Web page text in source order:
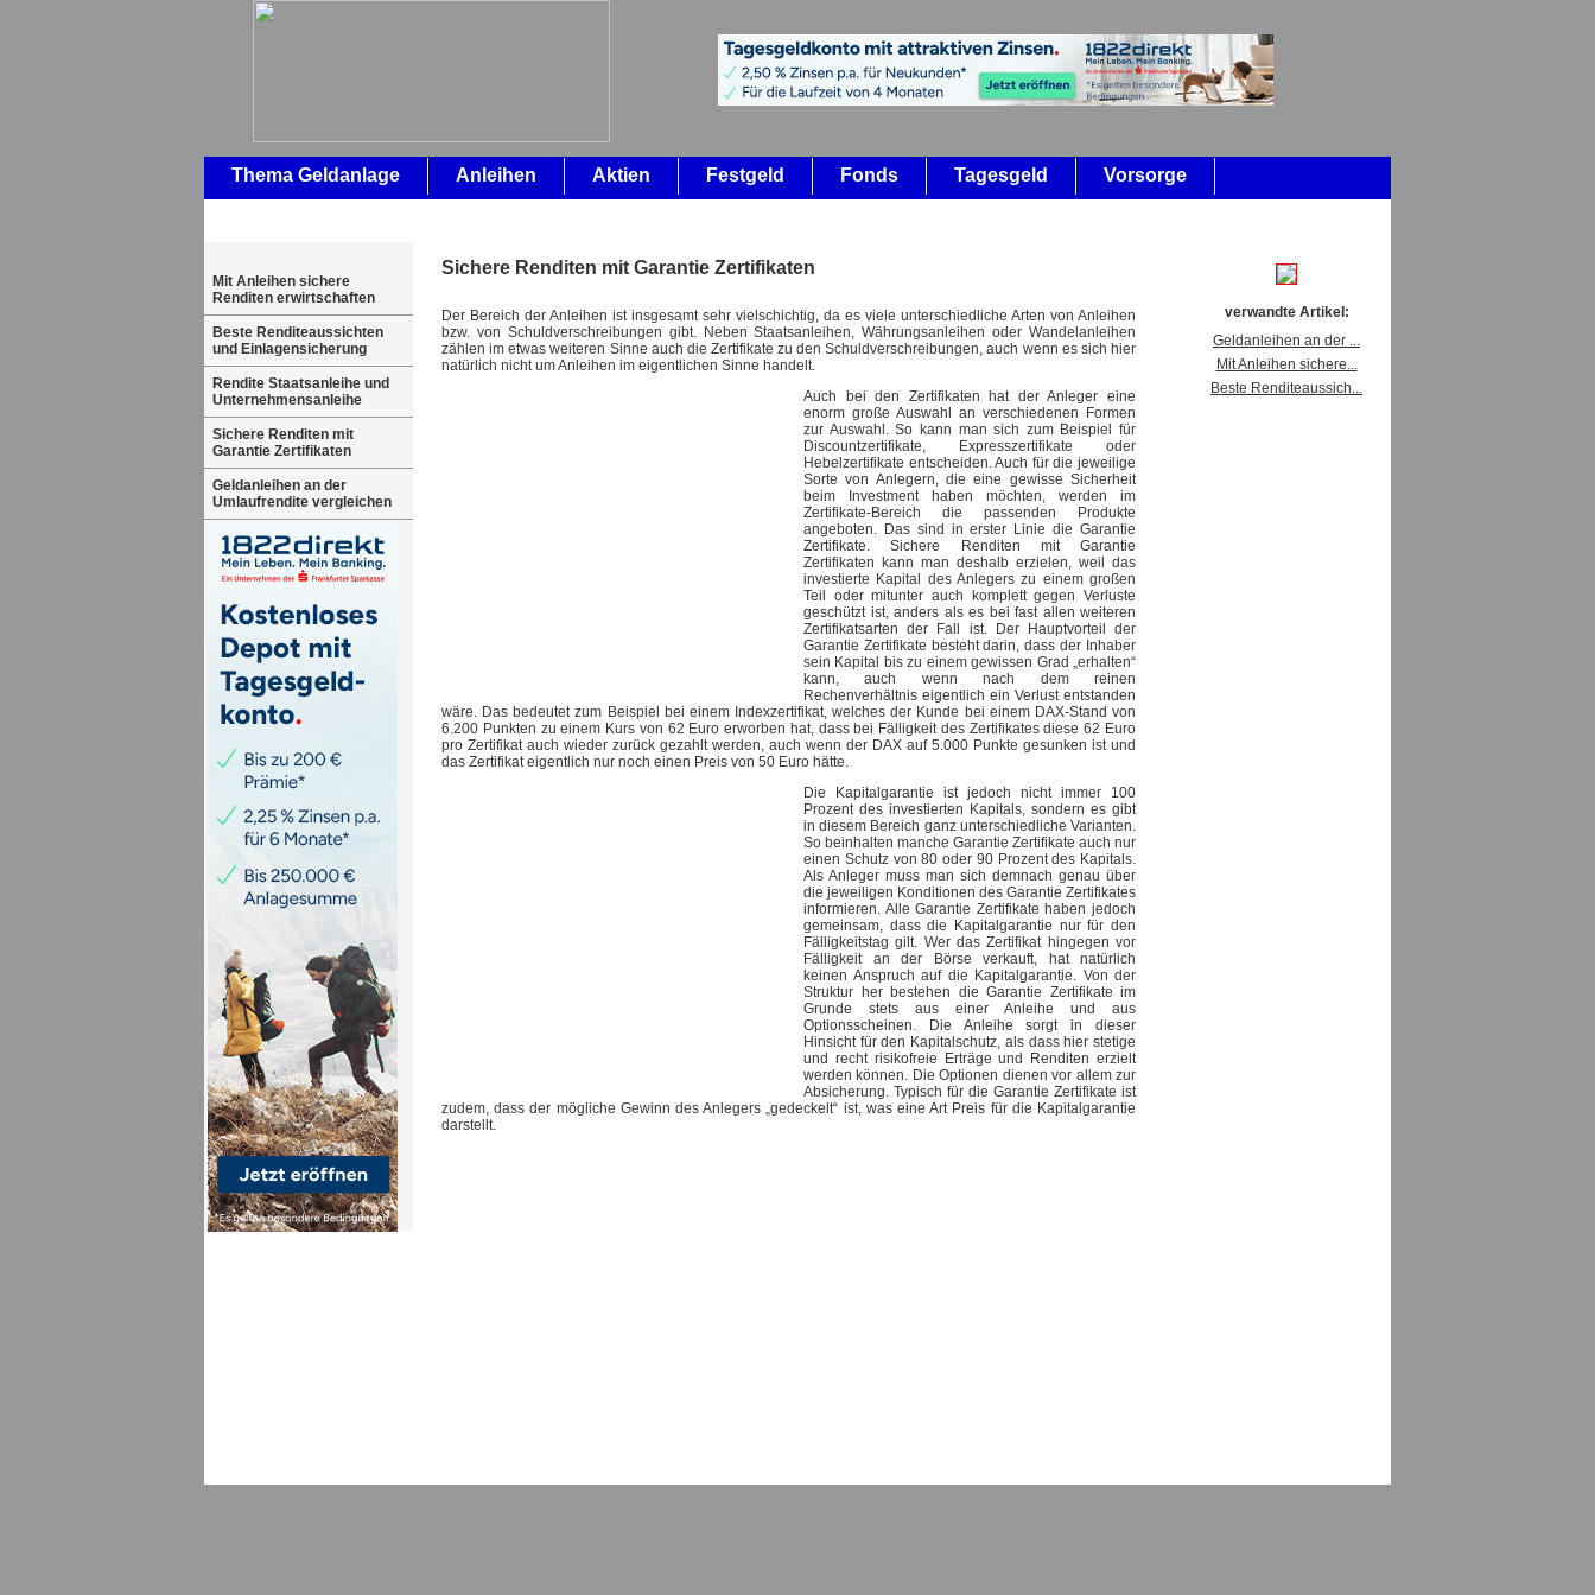
Thema Geldanlage Anleihen Aktien Festgeld Fonds Tagesgeld Vorsorge
Mit Anleihen sichere
Renditen erwirtschaften
Beste Renditeaussichten
und Einlagensicherung
Rendite Staatsanleihe und
Unternehmensanleihe
Sichere Renditen mit
Garantie Zertifikaten
Geldanleihen an der
Umlaufrendite vergleichen
verwandte Artikel:
Geldanleihen an der ...
Mit Anleihen sichere...
Beste Renditeaussich...
Sichere Renditen mit Garantie Zertifikaten
Der Bereich der Anleihen ist insgesamt sehr vielschichtig, da es viele unterschiedliche Arten von Anleihen
bzw. von Schuldverschreibungen gibt. Neben Staatsanleihen, Währungsanleihen oder Wandelanleihen
zählen im etwas weiteren Sinne auch die Zertifikate zu den Schuldverschreibungen, auch wenn es sich hier
natürlich nicht um Anleihen im eigentlichen Sinne handelt.
Auch bei den Zertifikaten hat der Anleger eine
enorm große Auswahl an verschiedenen Formen
zur Auswahl. So kann man sich zum Beispiel für
Discountzertifikate, Expresszertifikate oder
Hebelzertifikate entscheiden. Auch für die jeweilige
Sorte von Anlegern, die eine gewisse Sicherheit
beim Investment haben möchten, werden im
Zertifikate-Bereich die passenden Produkte
angeboten. Das sind in erster Linie die Garantie
Zertifikate. Sichere Renditen mit Garantie
Zertifikaten kann man deshalb erzielen, weil das
investierte Kapital des Anlegers zu einem großen
Teil oder mitunter auch komplett gegen Verluste
geschützt ist, anders als es bei fast allen weiteren
Zertifikatsarten der Fall ist. Der Hauptvorteil der
Garantie Zertifikate besteht darin, dass der Inhaber
sein Kapital bis zu einem gewissen Grad „erhalten“
kann, auch wenn nach dem reinen
Rechenverhältnis eigentlich ein Verlust entstanden
wäre. Das bedeutet zum Beispiel bei einem Indexzertifikat, welches der Kunde bei einem DAX-Stand von
6.200 Punkten zu einem Kurs von 62 Euro erworben hat, dass bei Fälligkeit des Zertifikates diese 62 Euro
pro Zertifikat auch wieder zurück gezahlt werden, auch wenn der DAX auf 5.000 Punkte gesunken ist und
das Zertifikat eigentlich nur noch einen Preis von 50 Euro hätte.
Die Kapitalgarantie ist jedoch nicht immer 100
Prozent des investierten Kapitals, sondern es gibt
in diesem Bereich ganz unterschiedliche Varianten.
So beinhalten manche Garantie Zertifikate auch nur
einen Schutz von 80 oder 90 Prozent des Kapitals.
Als Anleger muss man sich demnach genau über
die jeweiligen Konditionen des Garantie Zertifikates
informieren. Alle Garantie Zertifikate haben jedoch
gemeinsam, dass die Kapitalgarantie nur für den
Fälligkeitstag gilt. Wer das Zertifikat hingegen vor
Fälligkeit an der Börse verkauft, hat natürlich
keinen Anspruch auf die Kapitalgarantie. Von der
Struktur her bestehen die Garantie Zertifikate im
Grunde stets aus einer Anleihe und aus
Optionsscheinen. Die Anleihe sorgt in dieser
Hinsicht für den Kapitalschutz, als dass hier stetige
und recht risikofreie Erträge und Renditen erzielt
werden können. Die Optionen dienen vor allem zur
Absicherung. Typisch für die Garantie Zertifikate ist
zudem, dass der mögliche Gewinn des Anlegers „gedeckelt“ ist, was eine Art Preis für die Kapitalgarantie
darstellt.